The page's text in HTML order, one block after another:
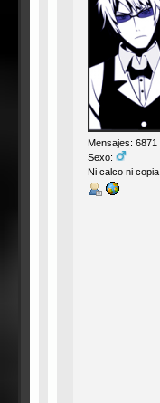
Mensajes: 6871
Sexo:
Ni calco ni copia.